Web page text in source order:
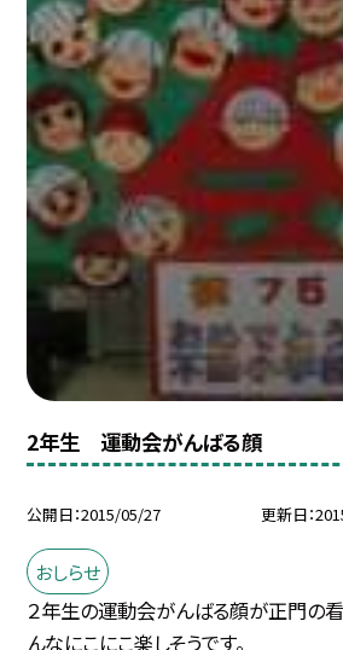
2年生 運動会がんばる顔
公開日 2015/05/27 更新日
おしらせ
２年生の運動会がんばる顔が正門の
んなにこにこ楽しそうです。